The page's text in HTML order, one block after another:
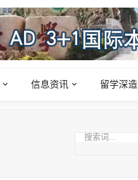
信息资讯 留学深造